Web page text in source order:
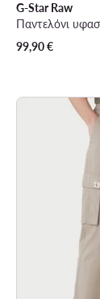
προϊόντων:
G-Star Raw
Παντελόνι
99,90€